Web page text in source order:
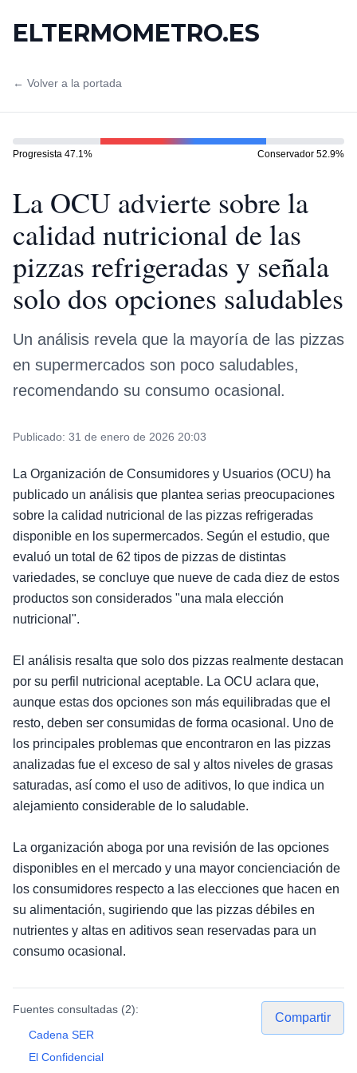
ELTERMOMETRO.ES
← Volver a la portada
Progresista 47.1% Conservador 52.9%
La OCU advierte sobre la
calidad nutricional de las
pizzas refrigeradas y señala
solo dos opciones saludables
Un análisis revela que la mayoría de las pizzas
en supermercados son poco saludables,
recomendando su consumo ocasional.
Publicado: 31 de enero de 2026 20:03
La Organización de Consumidores y Usuarios (OCU) ha
publicado un análisis que plantea serias preocupaciones
sobre la calidad nutricional de las pizzas refrigeradas
disponible en los supermercados. Según el estudio, que
evaluó un total de 62 tipos de pizzas de distintas
variedades, se concluye que nueve de cada diez de estos
productos son considerados "una mala elección
nutricional".
El análisis resalta que solo dos pizzas realmente destacan
por su perfil nutricional aceptable. La OCU aclara que,
aunque estas dos opciones son más equilibradas que el
resto, deben ser consumidas de forma ocasional. Uno de
los principales problemas que encontraron en las pizzas
analizadas fue el exceso de sal y altos niveles de grasas
saturadas, así como el uso de aditivos, lo que indica un
alejamiento considerable de lo saludable.
La organización aboga por una revisión de las opciones
disponibles en el mercado y una mayor concienciación de
los consumidores respecto a las elecciones que hacen en
su alimentación, sugiriendo que las pizzas débiles en
nutrientes y altas en aditivos sean reservadas para un
consumo ocasional.
Fuentes consultadas (2):
Cadena SER
El Confidencial
Compartir